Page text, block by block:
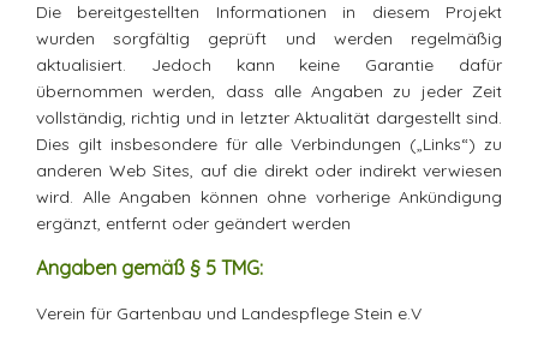
Die bereitgestellten Informationen in diesem Projekt
wurden sorgfältig geprüft und werden regelmäßig
aktualisiert. Jedoch kann keine Garantie dafür
übernommen werden, dass alle Angaben zu jeder Zeit
vollständig, richtig und in letzter Aktualität dargestellt sind.
Dies gilt insbesondere für alle Verbindungen („Links“) zu
anderen Web Sites, auf die direkt oder indirekt verwiesen
wird. Alle Angaben können ohne vorherige Ankündigung
ergänzt, entfernt oder geändert werden
Angaben gemäß § 5 TMG:
Verein für Gartenbau und Landespflege Stein e.V